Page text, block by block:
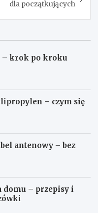
dla początkujących
– krok po kroku
– czym się
antenowy – bez
domu – przepisy i